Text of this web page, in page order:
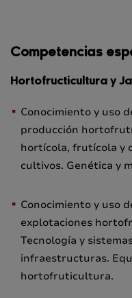
Competencias
Hortofructicultura y
Conocimiento y uso
producción
hortícola, frutícola y
cultivos. Genética y
Conocimiento y uso
explotaciones
Tecnología y
infraestructuras.
hortofruticultura.